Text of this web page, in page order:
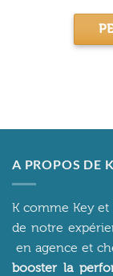
A PROPOS DE
K comme Key
de notre
en agence et
booster la